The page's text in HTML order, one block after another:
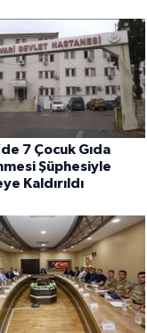
7 Çocuk Gıda
Şüphesiyle
Kaldırıldı